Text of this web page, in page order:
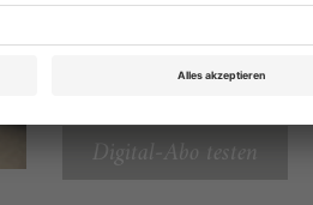
Sie können alle Vorteile
sofort nutzen
Digital-Abo testen